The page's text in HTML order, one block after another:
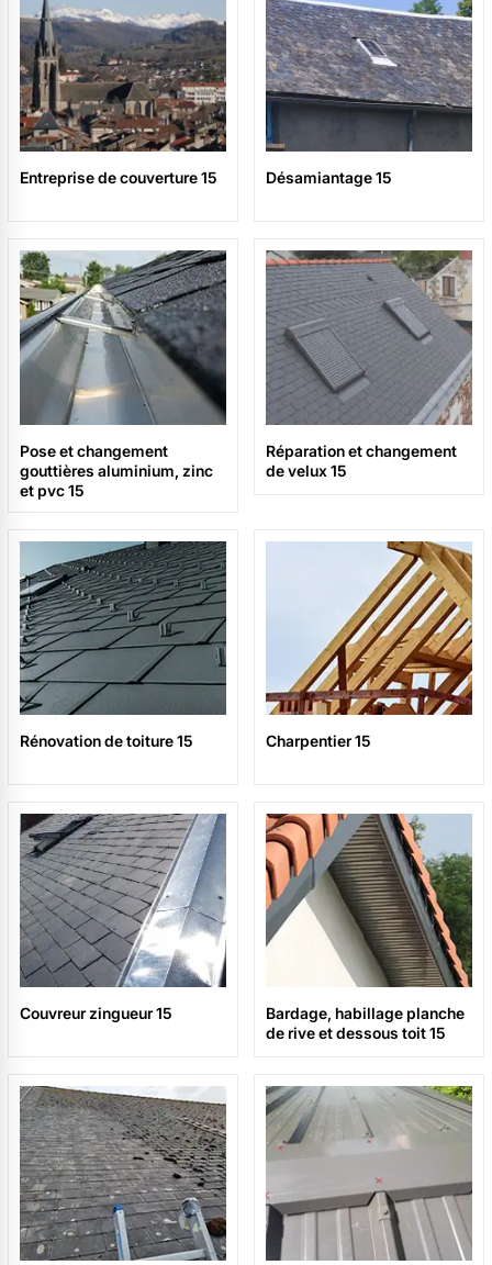
Entreprise de couverture 15 Désamiantage 15
Pose et changement
gouttières aluminium, zinc
et pvc 15
Réparation et changement
de velux 15
Rénovation de toiture 15 Charpentier 15
Couvreur zingueur 15
Bardage, habillage planche
de rive et dessous toit 15